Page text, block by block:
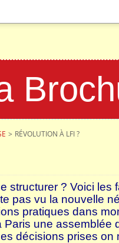
> RÉVOLUTION À LFI ?
structurer ? Voici les
pas vu la nouvelle
pratiques dans
une assemblée
décisions prises on